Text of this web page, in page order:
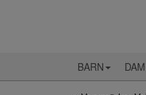
BARN DAM